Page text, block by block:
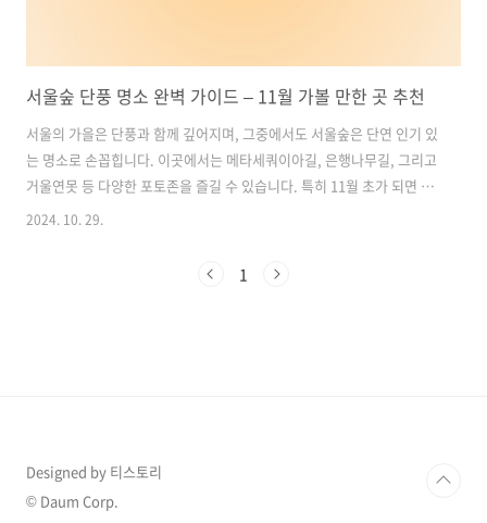
서울숲 단풍 명소 완벽 가이드 – 11월 가볼 만한 곳 추천
서울의 가을은 단풍과 함께 깊어지며, 그중에서도 서울숲은 단연 인기 있
는 명소로 손꼽힙니다. 이곳에서는 메타세쿼이아길, 은행나무길, 그리고
거울연못 등 다양한 포토존을 즐길 수 있습니다. 특히 11월 초가 되면 단
풍이 절정을 이루며 방문객들의 발길이 끊이지 않습니다. 이번 포스팅에
꼼하게 정리해 드립니다. 목차1. 서울숲 단풍 명소 기본 정보 2. 서울숲
2024. 10. 29.
1
Designed by 티스토리
© Daum Corp.